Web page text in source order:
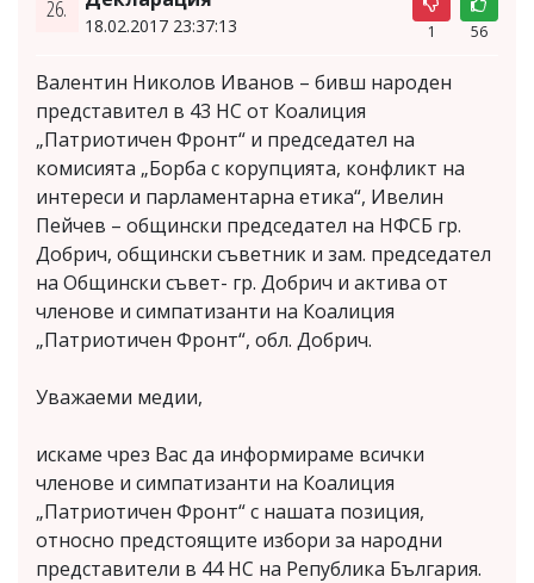
26.
18.02.2017 23:37:13 1 56
Валентин Николов Иванов – бивш народен
представител в 43 НС от Коалиция
„Патриотичен Фронт“ и председател на
комисията „Борба с корупцията, конфликт на
интереси и парламентарна етика“, Ивелин
Пейчев – общински председател на НФСБ гр.
Добрич, общински съветник и зам. председател
на Общински съвет- гр. Добрич и актива от
членове и симпатизанти на Коалиция
„Патриотичен Фронт“, обл. Добрич.
Уважаеми медии,
искаме чрез Вас да информираме всички
членове и симпатизанти на Коалиция
„Патриотичен Фронт“ с нашата позиция,
относно предстоящите избори за народни
представители в 44 НС на Република България.